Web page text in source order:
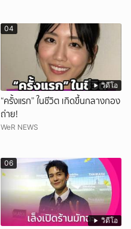
วิดีโอ
04
“ครั้งแรก” ในชีวิต เกิดขึ้นกลางกอง
ถ่าย!
WeR NEWS
วิดีโอ
06